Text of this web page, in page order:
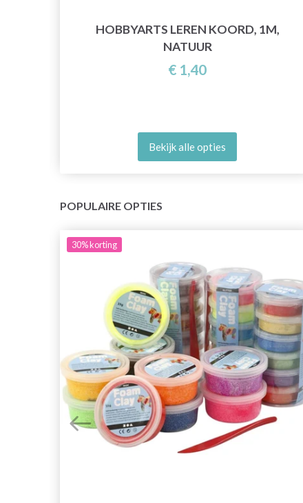
HOBBYARTS LEREN KOORD, 1M,
NATUUR
€ 1,40
Bekijk alle opties
POPULAIRE OPTIES
30%korting